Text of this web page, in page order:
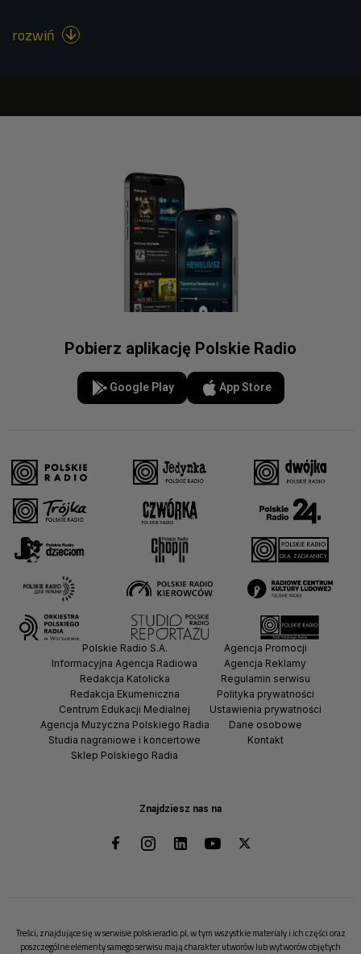
rozwiń 
Pobierz aplikację Polskie Radio
Google Play App Store
Znajdziesz nas na
Polskie Radio S.A.
Informacyjna Agencja Radiowa
Redakcja Katolicka
Redakcja Ekumeniczna
Centrum Edukacji Medialnej
Agencja Muzyczna Polskiego Radia
Studia nagraniowe i koncertowe
Sklep Polskiego Radia
Agencja Promocji
Agencja Reklamy
Regulamin serwisu
Polityka prywatności
Ustawienia prywatności
Dane osobowe
Kontakt
Treści, znajdujące się w serwisie polskieradio.pl, w tym wszystkie materiały i ich części oraz
poszczególne elementy samego serwisu mają charakter utworów lub wytworów objętych